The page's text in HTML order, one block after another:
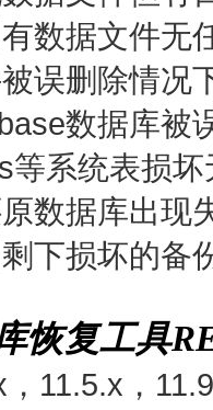
数据文件无
误删除情况
数据库被
等系统表损
数据库出现
下损坏的备
恢复工具
11.5.x，